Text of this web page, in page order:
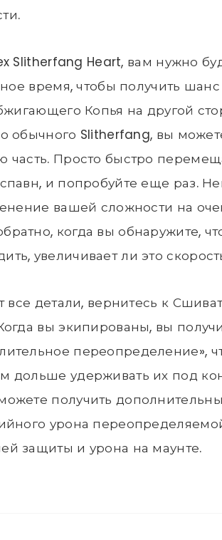
Slitherfang Heart, вам нужно
время, чтобы получить
Копья на другой
обычного Slitherfang, вы
часть. Просто быстро
и попробуйте еще раз.
вашей сложности на
когда вы обнаружите,
увеличивает ли это
все детали, вернитесь к
вы экипированы, вы
переопределение»,
дольше удерживать их под
получить
урона
защиты и урона на маунте.